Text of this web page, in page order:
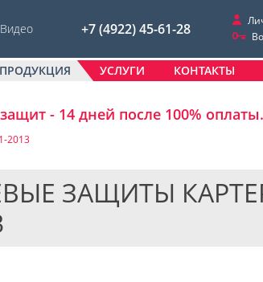
Видео +7 (4922) 45-61-28
ПРОДУКЦИЯ УСЛУГИ КОНТАКТЫ
- 14 дней после 100% оплаты.
2013
ЗАЩИТЫ